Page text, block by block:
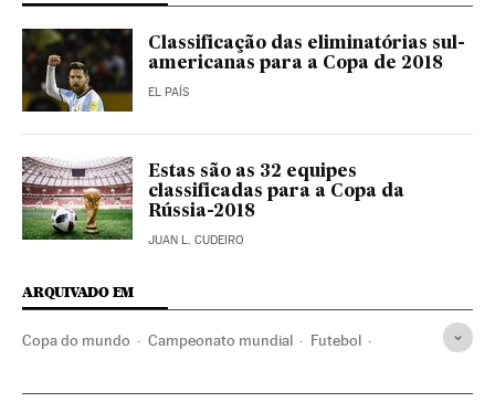
Classificação das eliminatórias sul-
americanas para a Copa de 2018
EL PAÍS
Estas são as 32 equipes
classificadas para a Copa da
Rússia-2018
JUAN L. CUDEIRO
ARQUIVADO EM
Copa do mundo Campeonato mundial Futebol